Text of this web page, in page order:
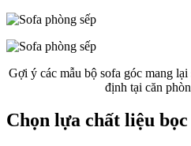
Gợi ý các mẫu bộ sofa góc mang
định tại căn
Chọn lựa chất liệu